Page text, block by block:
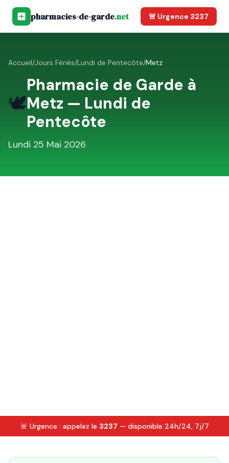
pharmacies-de-garde.net 🚨 Urgence 3237
Accueil/Jours Fériés/Lundi de Pentecôte/Metz
🕊️
Pharmacie de Garde à
Metz — Lundi de
Pentecôte
Lundi 25 Mai 2026
🚨 Urgence : appelez le 3237 — disponible 24h/24, 7j/7